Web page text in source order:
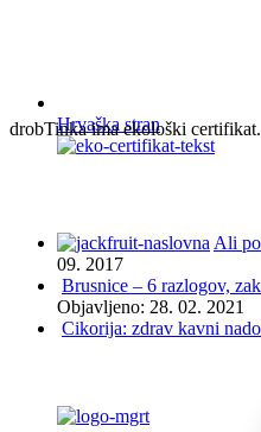
Hrvaška stran
drobTinka ima ekološki certifikat.
Ali
09. 2017
Brusnice – 6 razlogov,
Objavljeno: 28. 02. 2021
Cikorija: zdrav kavni